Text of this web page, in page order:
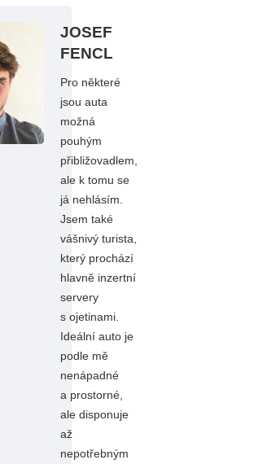
JOSEF
FENCL
Pro některé
jsou auta
možná
pouhým
přibližovadlem,
ale k tomu se
já nehlásím.
Jsem také
vášnivý turista,
který prochází
hlavně inzertní
servery
s ojetinami.
Ideální auto je
podle mě
nenápadné
a prostorné,
ale disponuje
až
nepotřebným